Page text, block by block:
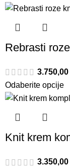
Rebrasti
3.750,00
Odaberite opcije
Knit krem
3.350,00